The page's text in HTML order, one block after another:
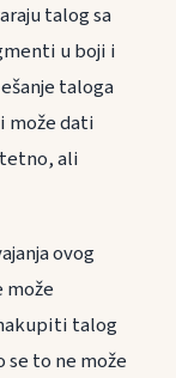
talog sa
u boji i
taloga
može dati
ali
ovog
može
talog
se to ne može